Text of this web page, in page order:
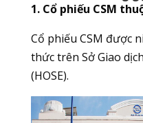
1. Cổ phiếu CSM
Cổ phiếu CSM được
thức trên Sở Giao
(HOSE).